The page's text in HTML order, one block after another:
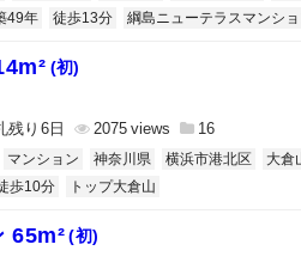
49年 徒歩13分 綱島ニューテラスマンシ
(初)
残り6日 2075 16
マンション 神奈川県 横浜市港北区 大倉
歩10分 トップ大倉山
65m² (初)